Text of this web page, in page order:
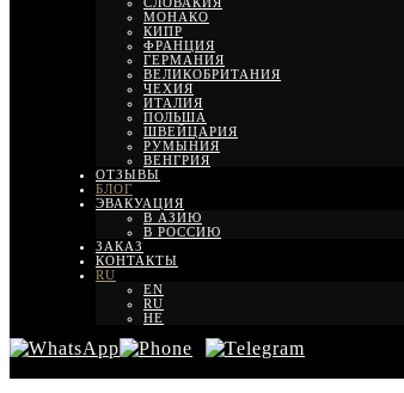
МОНАКО
КИПР
ФРАНЦИЯ
ГЕРМАНИЯ
ВЕЛИКОБРИТАНИЯ
ЧЕХИЯ
ИТАЛИЯ
ПОЛЬША
ШВЕЙЦАРИЯ
РУМЫНИЯ
ВЕНГРИЯ
ОТЗЫВЫ
БЛОГ
ЭВАКУАЦИЯ
В АЗИЮ
В РОССИЮ
ЗАКАЗ
КОНТАКТЫ
RU
EN
RU
HE